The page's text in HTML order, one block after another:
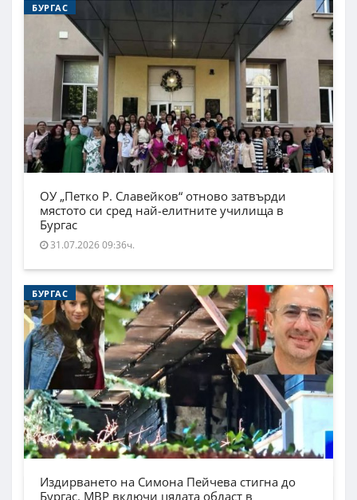
БУРГАС
ОУ „Петко Р. Славейков“ отново затвърди
мястото си сред най-елитните училища в
Бургас
31.07.2026 09:36ч.
БУРГАС
Издирването на Симона Пейчева стигна до
Бургас. МВР включи цялата област в